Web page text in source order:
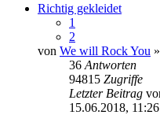
Richtig gekleidet
1
2
von We will Rock You
36 Antworten
94815 Zugriffe
Letzter Beitrag
15.06.2018,